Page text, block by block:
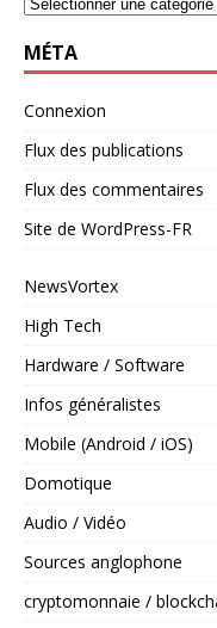
MÉTA
Connexion
Flux des publications
Flux des commentaires
Site de WordPress-FR
NewsVortex
High Tech
Hardware / Software
Infos généralistes
Mobile (Android / iOS)
Domotique
Audio / Vidéo
Sources anglophone
cryptomonnaie /